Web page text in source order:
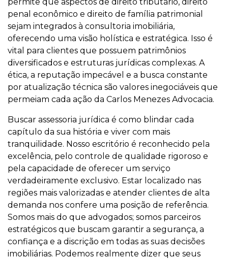
penal econômico e direito de família patrimonial
sejam integrados à consultoria imobiliária,
oferecendo uma visão holística e estratégica. Isso é
vital para clientes que possuem patrimônios
diversificados e estruturas jurídicas complexas. A
ética, a reputação impecável e a busca constante
por atualização técnica são valores inegociáveis que
permeiam cada ação da Carlos Menezes Advocacia.
Buscar assessoria jurídica é como blindar cada
capítulo da sua história e viver com mais
tranquilidade. Nosso escritório é reconhecido pela
excelência, pelo controle de qualidade rigoroso e
pela capacidade de oferecer um serviço
verdadeiramente exclusivo. Estar localizado nas
regiões mais valorizadas e atender clientes de alta
demanda nos confere uma posição de referência.
Somos mais do que advogados; somos parceiros
estratégicos que buscam garantir a segurança, a
confiança e a discrição em todas as suas decisões
imobiliárias. Podemos realmente dizer que seus